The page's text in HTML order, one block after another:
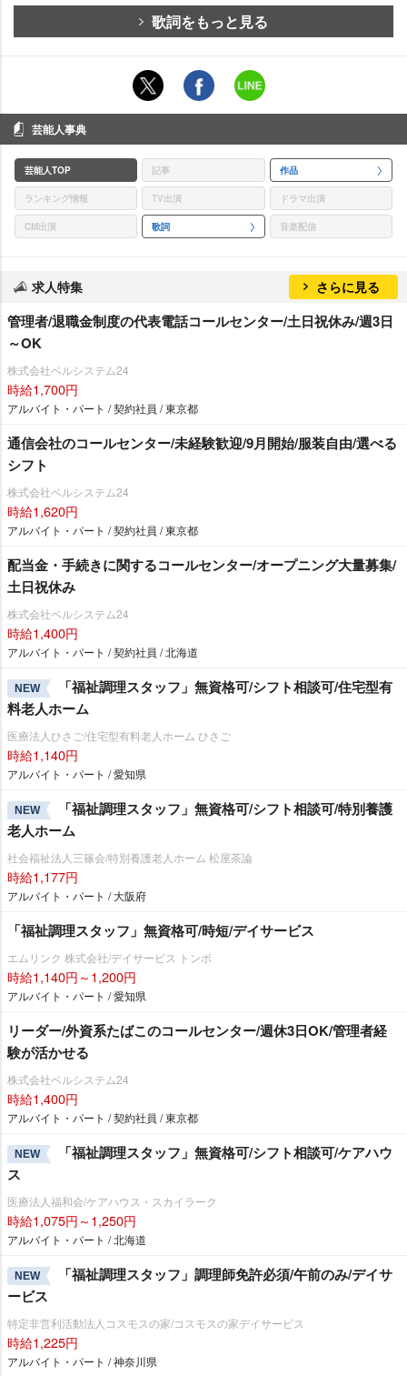
歌詞をもっと見る
芸能人事典
芸能人TOP 記事 作品
ランキング情報 TV出演 ドラマ出演
CM出演 歌詞 音楽配信
求人特集 さらに見る
管理者/退職金制度の代表電話コールセンター/土日祝休み/週3日
～OK
株式会社ベルシステム24
時給1,700円
アルバイト・パート / 契約社員 / 東京都
通信会社のコールセンター/未経験歓迎/9月開始/服装自由/選べる
シフト
株式会社ベルシステム24
時給1,620円
アルバイト・パート / 契約社員 / 東京都
配当金・手続きに関するコールセンター/オープニング大量募集/
土日祝休み
株式会社ベルシステム24
時給1,400円
アルバイト・パート / 契約社員 / 北海道
NEW
「福祉調理スタッフ」無資格可/シフト相談可/住宅型有
料老人ホーム
医療法人ひさご/住宅型有料老人ホーム ひさご
時給1,140円
アルバイト・パート / 愛知県
NEW
「福祉調理スタッフ」無資格可/シフト相談可/特別養護
老人ホーム
社会福祉法人三篠会/特別養護老人ホーム 松屋茶論
時給1,177円
アルバイト・パート / 大阪府
「福祉調理スタッフ」無資格可/時短/デイサービス
エムリンク 株式会社/デイサービス トンボ
時給1,140円～1,200円
アルバイト・パート / 愛知県
リーダー/外資系たばこのコールセンター/週休3日OK/管理者経
験が活かせる
株式会社ベルシステム24
時給1,400円
アルバイト・パート / 契約社員 / 東京都
NEW
「福祉調理スタッフ」無資格可/シフト相談可/ケアハウ
ス
医療法人福和会/ケアハウス・スカイラーク
時給1,075円～1,250円
アルバイト・パート / 北海道
NEW
「福祉調理スタッフ」調理師免許必須/午前のみ/デイサ
ービス
特定非営利活動法人コスモスの家/コスモスの家デイサービス
時給1,225円
アルバイト・パート / 神奈川県